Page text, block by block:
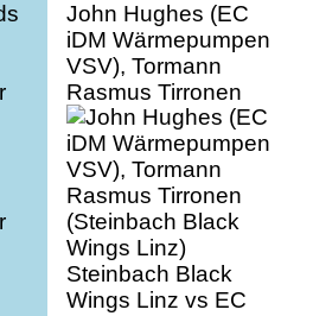
John Hughes (EC
iDM Wärmepumpen
VSV), Tormann
Rasmus Tirronen
(Steinbach Black
Wings Linz)
Steinbach Black
Wings Linz vs EC
IDM Wärmepumpen
VSV, 2. Runde ICE
Eishockey Liga,
Linz AG Eisarena